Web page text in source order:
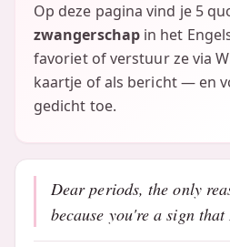
Op deze pagina vind je 5
zwangerschapin het
favoriet of verstuur ze via
kaartje of als bericht — en
gedicht toe.
Dear periods, the only
because you're a sign